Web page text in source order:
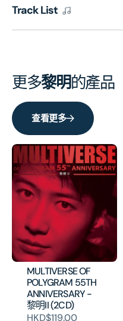
聲
列]
(日
本
壓
碟)
的
數
量
Track List
更多黎明的產品
查看更多
MULTIVERSE OF
POLYGRAM 55TH
ANNIVERSARY -
黎明II (2CD)
HKD$119.00